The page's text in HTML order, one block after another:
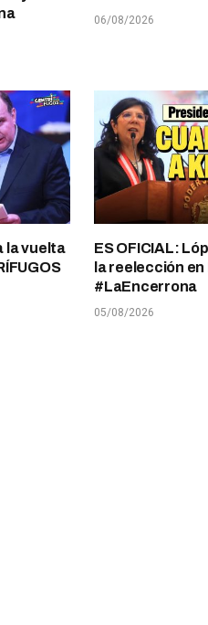
06/08/2026
la vuelta
ES OFICIAL:
la reelección en
#LaEncerrona
05/08/2026